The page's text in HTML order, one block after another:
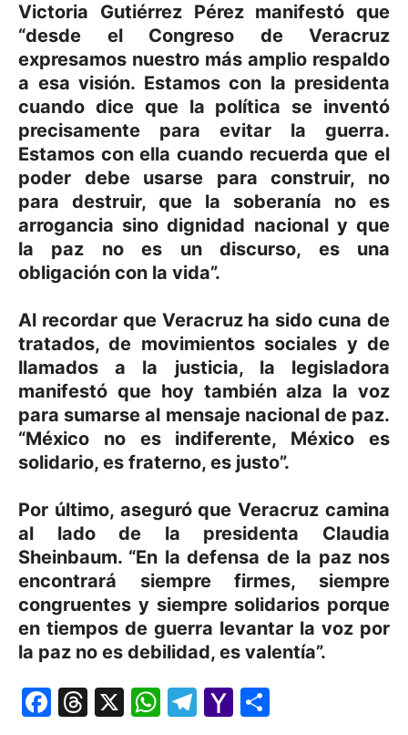
Victoria Gutiérrez Pérez manifestó que
“desde el Congreso de Veracruz
expresamos nuestro más amplio respaldo
a esa visión. Estamos con la presidenta
cuando dice que la política se inventó
precisamente para evitar la guerra.
Estamos con ella cuando recuerda que el
poder debe usarse para construir, no
para destruir, que la soberanía no es
arrogancia sino dignidad nacional y que
la paz no es un discurso, es una
obligación con la vida”.
Al recordar que Veracruz ha sido cuna de
tratados, de movimientos sociales y de
llamados a la justicia, la legisladora
manifestó que hoy también alza la voz
para sumarse al mensaje nacional de paz.
“México no es indiferente, México es
solidario, es fraterno, es justo”.
Por último, aseguró que Veracruz camina
al lado de la presidenta Claudia
Sheinbaum. “En la defensa de la paz nos
encontrará siempre firmes, siempre
congruentes y siempre solidarios porque
en tiempos de guerra levantar la voz por
la paz no es debilidad, es valentía”.
Facebook
Threads
X WhatsApp
Telegram
Yahoo